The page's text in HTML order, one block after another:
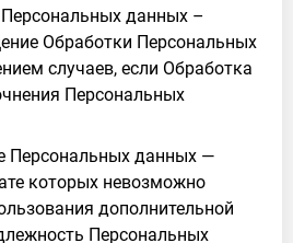
данных –
Обработки Персональных
случаев, если Обработка
Персональных
Персональных данных —
которых невозможно
дополнительной
Персональных